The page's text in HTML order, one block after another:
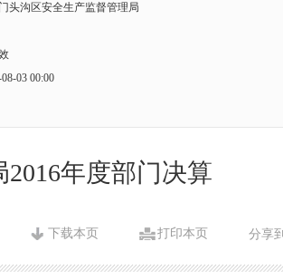
门头沟区安全生产监督管理局
03 00:00
年度部门决算
分享
打印本页
下载本页